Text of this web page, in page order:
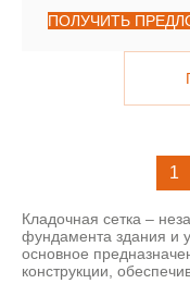
ПОЛУЧИТЬ
1
Кладочная сетка –
фундамента здания и
основное
конструкции,